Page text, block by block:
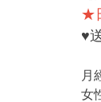
★
♥
月
女